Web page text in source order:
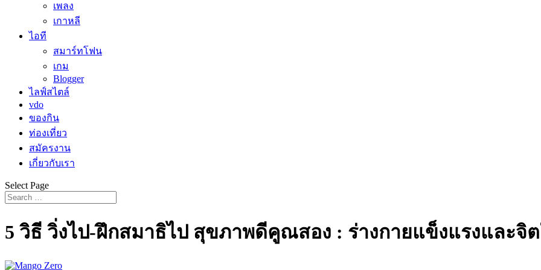
เพลง
เกาหลี
ไอที
สมาร์ทโฟน
เกม
Blogger
ไลฟ์สไตล์
vdo
ของกิน
ท่องเที่ยว
สมัครงาน
เกี่ยวกับเรา
Select Page
5 วิธี วิ่งไป-ฝึกสมาธิไป สุขภาพดีคูณสอง : ร่างกายแข็งแรงและจิ